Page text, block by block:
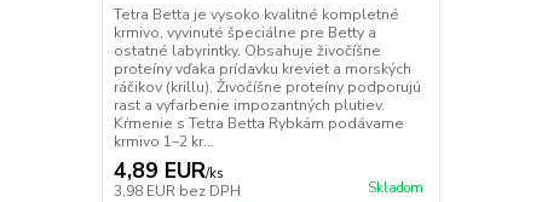
Tetra Betta je vysoko kvalitné kompletné
krmivo, vyvinuté špeciálne pre Betty a
ostatné labyrintky. Obsahuje živočíšne
proteíny vďaka prídavku kreviet a morských
ráčikov (krillu). Živočíšne proteíny podporujú
rast a vyfarbenie impozantných plutiev.
Kŕmenie s Tetra Betta Rybkám podávame
krmivo 1–2 kr...
4,89 EUR/ks
3,98 EUR bez DPH Skladom